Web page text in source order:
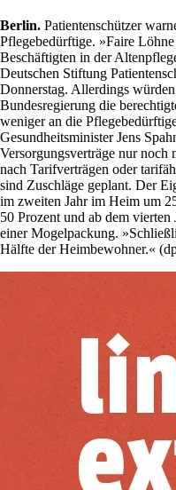
Berlin. Patientenschützer
Pflegebedürftige. »Faire
Beschäftigten in der
Deutschen Stiftung
Donnerstag. Allerdings
Bundesregierung die
weniger an die
Gesundheitsminister Jens
Versorgungsverträge nur noch
nach Tarifverträgen oder
sind Zuschläge geplant. Der
im zweiten Jahr im Heim um
50 Prozent und ab dem
einer Mogelpackung.
Hälfte der Heimbewohner.«